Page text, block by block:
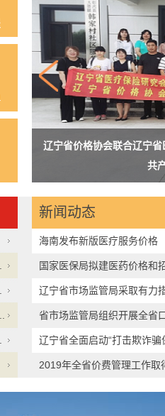
辽宁省价格协会联合辽宁
共
新闻动态
海南发布新版医疗服务价格
国家医保局拟建医药价格和
辽宁省市场监管局采取有力
省市场监管局组织开展全省
治行...
辽宁省全面启动“打击欺诈
2019年全省价费管理工作取